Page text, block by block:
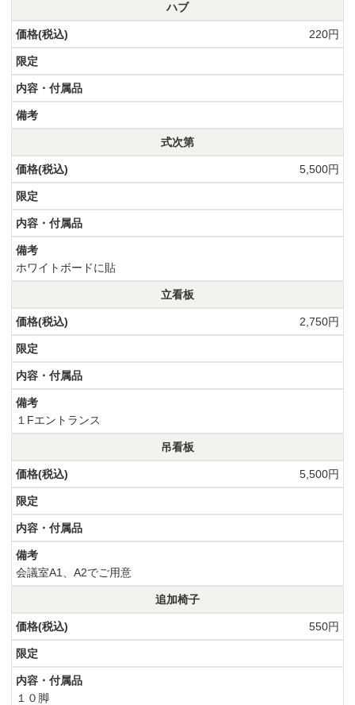
ハブ
220円
式次第
5,500円
ホワイトボードに貼
立看板
2,750円
１Fエントランス
吊看板
5,500円
会議室A1、A2でご用意
追加椅子
550円
１０脚